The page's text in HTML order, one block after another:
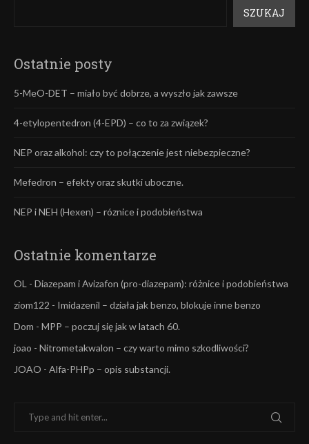
SZUKAJ
Ostatnie posty
5-MeO-DET – miało być dobrze, a wyszło jak zawsze
4-etylopentedron (4-EPD) – co to za związek?
NEP oraz alkohol: czy to połączenie jest niebezpieczne?
Mefedron – efekty oraz skutki uboczne.
NEP i NEH (Hexen) – róznice i podobieństwa
Ostatnie komentarze
OL - Diazepam i Avizafon (pro-diazepam): różnice i podobieństwa
ziom122 - Imidazenil – działa jak benzo, blokuje inne benzo
Dom - MPP – poczuj się jak w latach 60.
joao - Nitrometakwalon – czy warto mimo szkodliwości?
JOAO - Alfa-PHPp – opis substancji.